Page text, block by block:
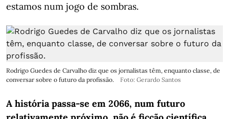
estamos num jogo de sombras.
Rodrigo Guedes de Carvalho diz que os jornalistas têm, enquanto classe, de
conversar sobre o futuro da profissão.
Foto: Gerardo Santos
A história passa-se em 2066, num futuro